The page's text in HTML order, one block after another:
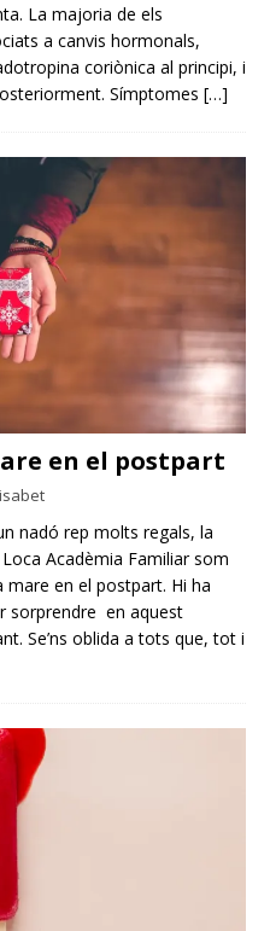
La majoria de els
a canvis hormonals,
coriònica al principi, i
Símptomes […]
en el postpart
nadó rep molts regals, la
Acadèmia Familiar som
mare en el postpart. Hi ha
sorprendre en aquest
Se’ns oblida a tots que, tot i